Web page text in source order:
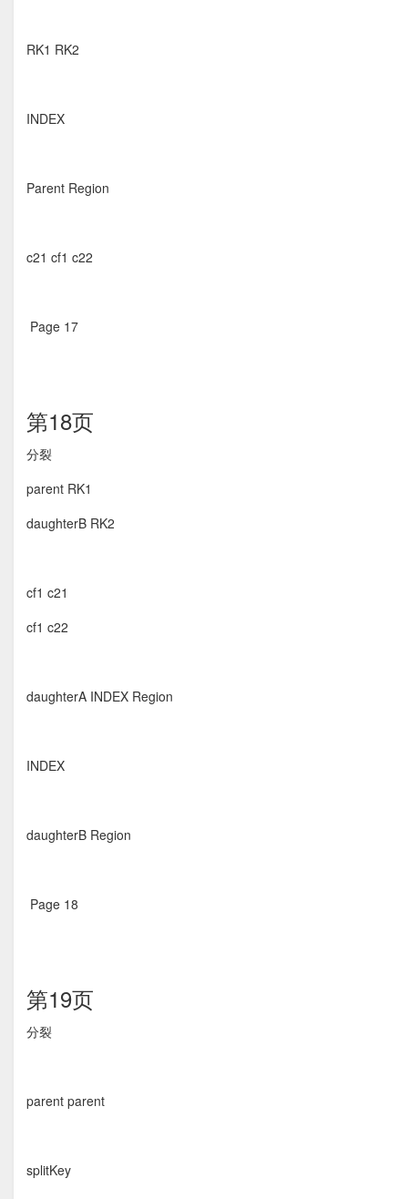
RK1 RK2
INDEX
Parent Region
c21 cf1 c22
Page 17
第18页
分裂 
parent RK1
daughterB RK2
cf1 c21
cf1 c22
daughterA INDEX Region
INDEX
daughterB Region
Page 18
第19页
分裂 
parent parent
splitKey